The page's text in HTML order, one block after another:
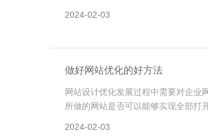
2024-02-03
做好网站优化的好方法
网站设计优化发展过程中需要对企业
所做的网站是否可以能够实现全部打
2024-02-03